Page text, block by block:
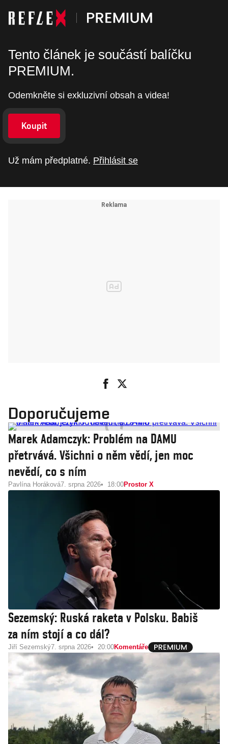
Tento článek je součástí balíčku
PREMIUM.
Odemkněte si exkluzivní obsah a videa!
Koupit
Už mám předplatné. Přihlásit se
Doporučujeme
Marek Adamczyk: Problém na DAMU
přetrvává. Všichni o něm vědí, jen moc
nevědí, co s ním
Pavlína Horáková7. srpna 2026 18:00Prostor X
Sezemský: Ruská raketa v Polsku. Babiš
za ním stojí a co dál?
Jiří Sezemský7. srpna 2026 20:00Komentáře